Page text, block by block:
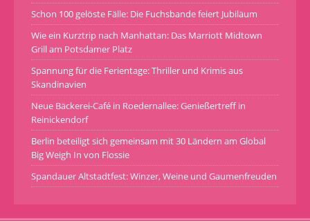
Schon 100 gelöste Fälle: Die Fuchsbande feiert Jubiläum
Wie ein Kurztrip nach Manhattan: Das Marriott Midtown
Grill am Potsdamer Platz
Spannung für die Ferientage: Thriller und Krimis aus
Skandinavien
Neue Bäckerei-Café in Roedernallee: Genießertreff in
Reinickendorf
Berlin beteiligt sich gemeinsam mit 30 Ländern am Global
Big Weigh In von Flossie
Spandauer Altstadtfest: Winzer, Weine und Gaumenfreuden